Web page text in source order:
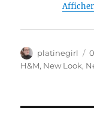
Auteur
platinegirl
H&M, New Look,